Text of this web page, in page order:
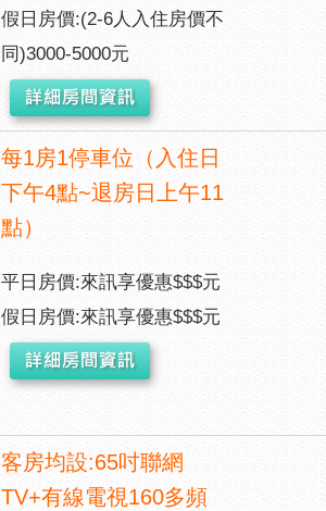
假日房價:(2-6人入住房價不
同)3000-5000元
每1房1停車位（入住日
下午4點~退房日上午11
點）
平日房價:來訊享優惠$$$元
假日房價:來訊享優惠$$$元
客房均設:65吋聯網
TV+有線電視160多頻